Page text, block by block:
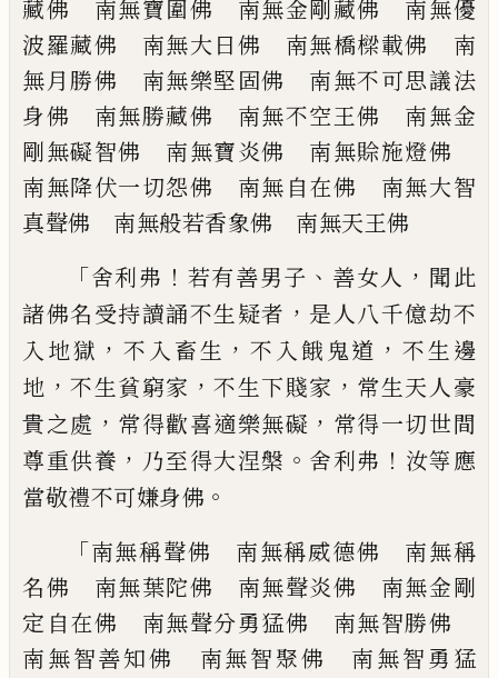
藏佛 南無寶圍佛 南無金剛藏佛 南無優
波羅藏佛 南無大日佛 南無橋樑載佛 南
無月勝佛 南無樂堅固佛 南無不可思議法
身佛 南無勝藏佛 南無不空王佛 南無金
剛無礙智佛 南無寶炎佛 南無賒施燈佛
南無降伏一切怨佛 南無自在佛 南無大智
真聲佛 南無般若香象佛 南無天王佛
「舍利弗 ！ 若有善男子 、 善女人 ， 聞此
諸佛名受持讀誦不生疑者 ， 是人八千億劫不
入地獄 ，不入畜生 ，不入餓鬼道 ， 不生邊
地 ，不生貧窮家 ，不生下賤家 ， 常生天人豪
貴之處 ， 常得歡喜適樂無礙 ， 常得一切世間
尊重供養 ， 乃至得大涅槃 。 舍利弗 ！ 汝等應
當敬禮不可嫌身佛 。
「南無稱聲佛 南無稱威德佛 南無稱
名佛 南無葉陀佛 南無聲炎佛 南無金剛
定自在佛 南無聲分勇猛佛 南無智勝佛
南無智善知佛 南無智聚佛 南無智勇猛